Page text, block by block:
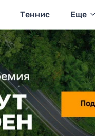
Теннис Еще